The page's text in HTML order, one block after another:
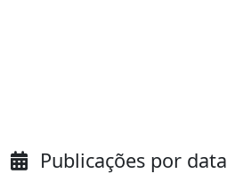
Publicações por data